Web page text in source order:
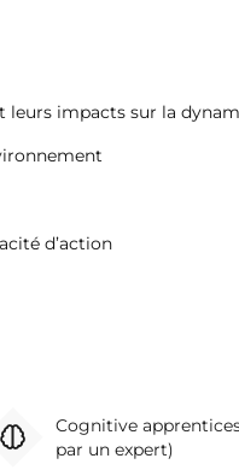
leurs impacts sur la
d’action
Cognitive
par un expert)